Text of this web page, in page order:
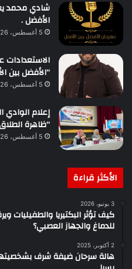
شادي محمد
الأفضل .
5 أغسطس، 2026
“الأفضل بين
5 أغسطس، 2026
إعلام الوادي
“ظاهرة
5 أغسطس، 2026
الأكثر قراءة
3 يونيو، 2026
كيف تؤثر البكتيريا والطفيليات
للدماغ والجهاز العصبي؟
2 أكتوبر، 2025
هالة سرحان ضيفة شرف